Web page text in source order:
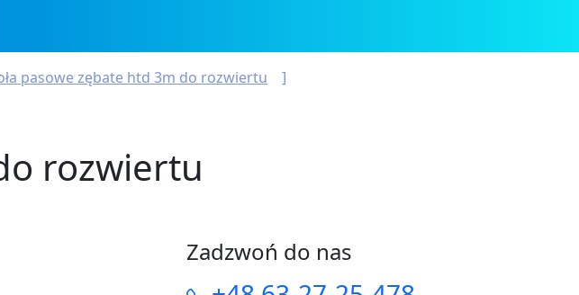
pasowe zębate htd 3m do rozwiertu
rozwiertu
Zadzwoń do nas